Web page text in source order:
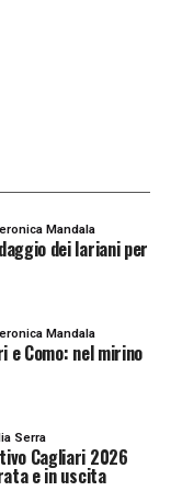
NEWS
Mandala
dei lariani per
Mandala
e Como: nel mirino
Serra
Cagliari 2026
e in uscita